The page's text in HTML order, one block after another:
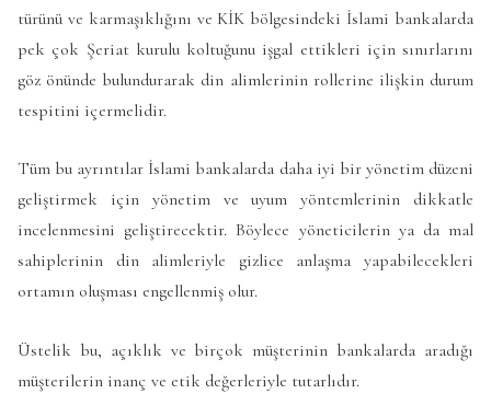
türünü ve karmaşıklığını ve KİK bölgesindeki İslami bankalarda
pek çok Şeriat kurulu koltuğunu işgal ettikleri için sınırlarını
göz önünde bulundurarak din alimlerinin rollerine ilişkin durum
tespitini içermelidir.
Tüm bu ayrıntılar İslami bankalarda daha iyi bir yönetim düzeni
geliştirmek için yönetim ve uyum yöntemlerinin dikkatle
incelenmesini geliştirecektir. Böylece yöneticilerin ya da mal
sahiplerinin din alimleriyle gizlice anlaşma yapabilecekleri
ortamın oluşması engellenmiş olur.
Üstelik bu, açıklık ve birçok müşterinin bankalarda aradığı
müşterilerin inanç ve etik değerleriyle tutarlıdır.